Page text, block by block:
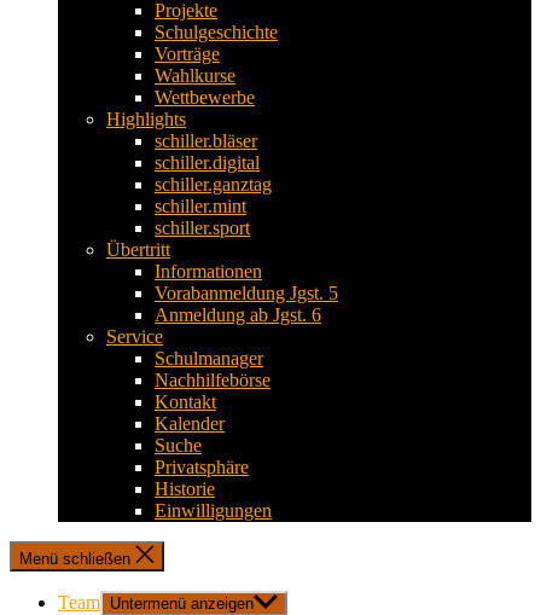
Projekte
Schulgeschichte
Vorträge
Wahlkurse
Wettbewerbe
Highlights
schiller.bläser
schiller.digital
schiller.ganztag
schiller.mint
schiller.sport
Übertritt
Informationen
Vorabanmeldung Jgst. 5
Anmeldung ab Jgst. 6
Service
Schulmanager
Nachhilfebörse
Kontakt
Kalender
Suche
Privatsphäre
Historie
Einwilligungen
Menü schließen
Team Untermenü anzeigen